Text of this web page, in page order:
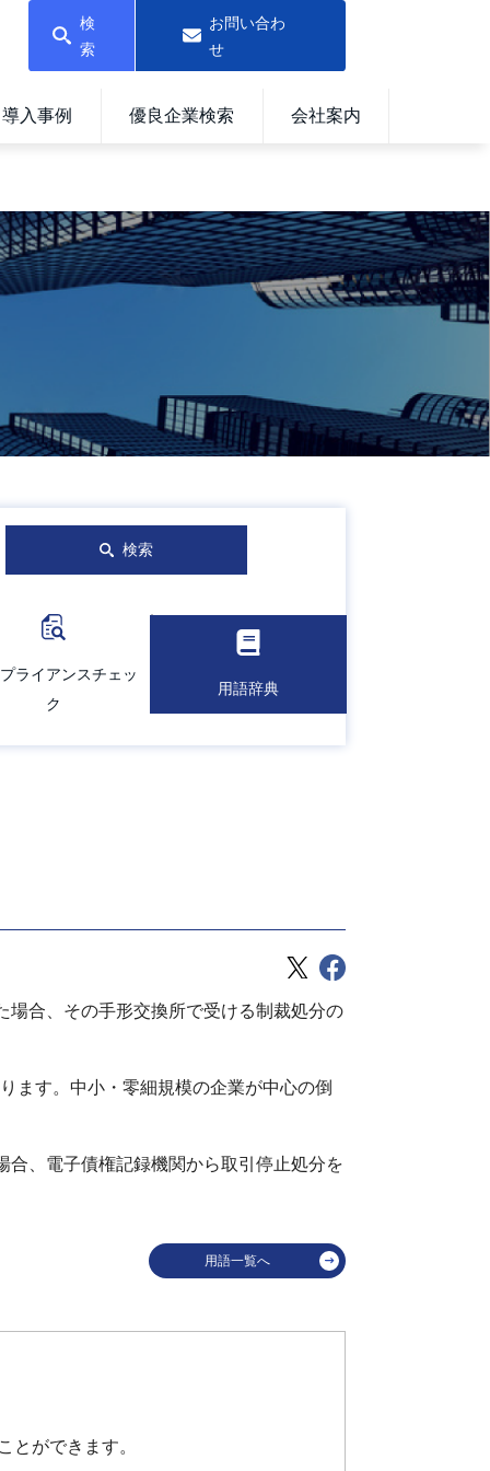
検
索
お問い合わ
せ
導入事例 優良企業検索 会社案内
検索
ライアンスチェッ
ク
用語辞典
合、その手形交換所で受ける制裁処分の
ます。中小・零細規模の企業が中心の倒
、電子債権記録機関から取引停止処分を
用語一覧へ
ができます。